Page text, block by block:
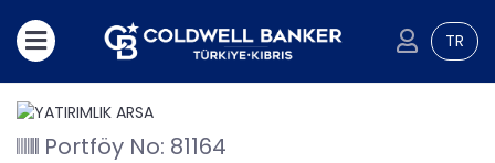
TR
Portföy No: 81164